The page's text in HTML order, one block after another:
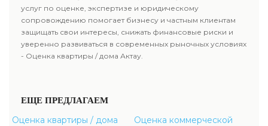
услуг по оценке, экспертизе и юридическому
сопровождению помогает бизнесу и частным клиентам
защищать свои интересы, снижать финансовые риски и
уверенно развиваться в современных рыночных условиях
- Оценка квартиры / дома Актау.
ЕЩЕ ПРЕДЛАГАЕМ
Оценка квартиры / дома
Оценка коммерческой